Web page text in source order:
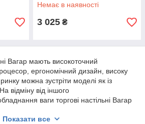
Немає в наявності
3 025 ₴
Вагар мають високоточний
ергономічний дизайн, високу
можна зустріти моделі як із
відміну від іншого
ваги торгові настільні Вагар
і транспортувати.
Показати все